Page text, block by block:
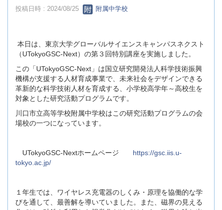
投稿日時 : 2024/08/25 附属中学校
本日は、東京大学グローバルサイエンスキャンパスネクスト
（UTokyoGSC‐Next）の第３回特別講座を実施しました。
この「UTokyoGSC‐Next」は国立研究開発法人科学技術振興
機構が支援する人材育成事業で、未来社会をデザインできる
革新的な科学技術人材を育成する、小学校高学年～高校生を
対象とした研究活動プログラムです。
川口市立高等学校附属中学校はこの研究活動プログラムの会
場校の一つになっています。
UTokyoGSC‐Nextホームページ https://gsc.iis.u-
tokyo.ac.jp/
１年生では、ワイヤレス充電器のしくみ・原理を協働的な学
びを通して、最善解を導いていました。また、磁界の見える